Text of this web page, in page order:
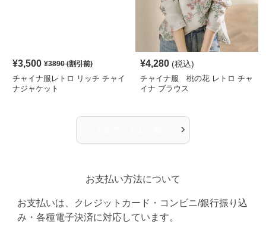
¥3,500 ¥3890(割引前)
チャイナ服レトロ リッチ チャイ
ナジャケット
¥4,280 (税込)
チャイナ服 桃の花 レトロ チャ
イナ ブラウス
›
お支払い方法について
お支払いは、クレジットカード・コンビニ/銀行振り込
み・各種電子決済に対応しています。